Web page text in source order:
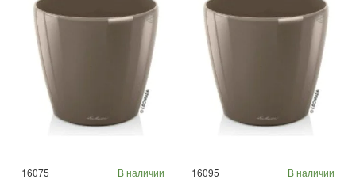
16075 В наличии 16095 В наличии